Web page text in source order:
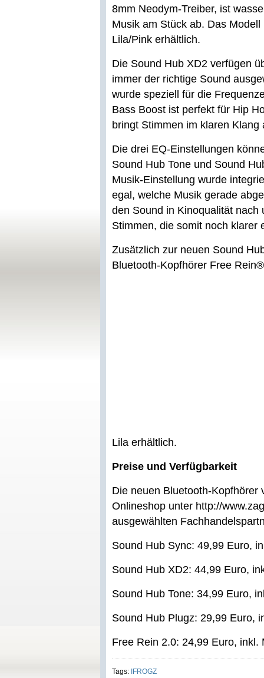
8mm Neodym-Treiber, ist
Musik am Stück ab. Das
Lila/Pink erhältlich.
Die Sound Hub XD2 verfügen
immer der richtige Sound
wurde speziell für die
Bass Boost ist perfekt für Hip
bringt Stimmen im klaren Klang
Die drei EQ-Einstellungen
Sound Hub Tone und Sound
Musik-Einstellung wurde
egal, welche Musik gerade
den Sound in Kinoqualität
Stimmen, die somit noch klarer
Zusätzlich zur neuen Sound
Bluetooth-Kopfhörer Free
Lila erhältlich.
Preise und Verfügbarkeit
Die neuen Bluetooth-Kopfhörer
Onlineshop unter http://
ausgewählten
Sound Hub Sync: 49,99 Euro,
Sound Hub XD2: 44,99 Euro,
Sound Hub Tone: 34,99 Euro,
Sound Hub Plugz: 29,99 Euro,
Free Rein 2.0: 24,99 Euro, inkl.
Tags: IFROGZ